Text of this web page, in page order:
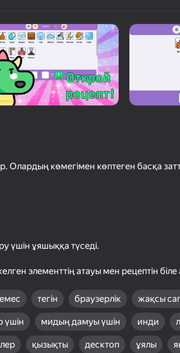
слияние
элементов
Best Game Studio
Казуалдық
Ойжұмбақтар
57 Яндекс Ойындарының Рейтингі
4,3 Ойыншыларды бағалау
Олардың көмегімен көптеген басқа
үшін ұяшыққа түседі.
элементтің атауы мен рецептін біле
тегін браузерлік жақсы
үшін мидың дамуы үшін инди
қызықты десктоп ұялы